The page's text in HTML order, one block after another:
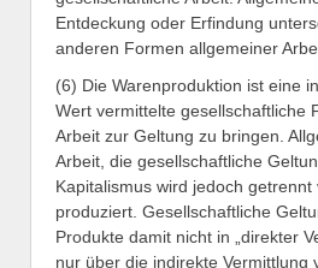
Entdeckung oder Erfindung
anderen Formen allgemeiner
(6) Die Warenproduktion ist eine
Wert vermittelte gesellschaftliche
Arbeit zur Geltung zu bringen.
Arbeit, die gesellschaftliche
Kapitalismus wird jedoch getrennt
produziert. Gesellschaftliche
Produkte damit nicht in „direkter
nur über die indirekte Vermittlung